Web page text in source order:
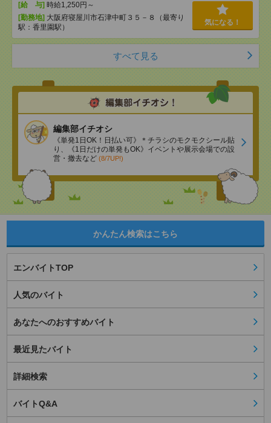
[給 与] 時給1,250円～
[勤務地] 大阪府寝屋川市石津中町３５－８（最寄り
駅：香里園駅）
気になる！
すべて見る
編集部イチオシ
《単発1日OK！日払い可》＊チラシのモクモクシール貼
り、《1日だけの単発もOK》イベントや展示会場での設
営・撤去など (8/7UP!)
かんたん検索はこちら
エンバイトTOP
人気のバイト
あなたへのおすすめバイト
最近見たバイト
詳細検索
バイトQ&A